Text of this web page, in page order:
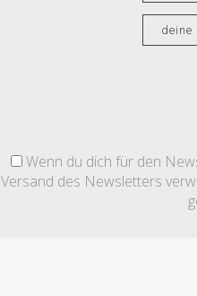
Wenn du dich für den
Versand des Newsletters